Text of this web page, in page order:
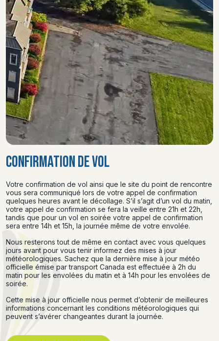
CONFIRMATION DE VOL
Votre confirmation de vol ainsi que le site du point de rencontre
vous sera communiqué lors de votre appel de confirmation
quelques heures avant le décollage. S’il s’agit d’un vol du matin,
votre appel de confirmation se fera la veille entre 21h et 22h,
tandis que pour un vol en soirée votre appel de confirmation
sera entre 14h et 15h, la journée même de votre envolée.
Nous resterons tout de même en contact avec vous quelques
jours avant pour vous tenir informez des mises à jour
météorologiques. Sachez que la dernière mise à jour météo
officielle émise par transport Canada est effectuée à 2h du
matin pour les envolées du matin et à 14h pour les envolées de
soirée.
Cette mise à jour officielle nous permet d’obtenir de meilleures
informations concernant les conditions météorologiques qui
peuvent s’avérer changeantes durant la journée.